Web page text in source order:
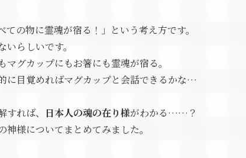
ての物に霊魂が宿る！」という考え方です。
らしいです。
マグカップにもお箸にも霊魂が宿る。
に目覚めればマグカップと会話できるかな…
れば、 日本人の魂の在り様がわかる……？
神様についてまとめてみました。